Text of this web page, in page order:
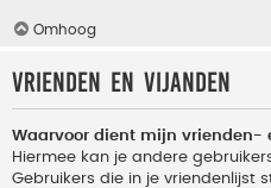
Omhoog
Vrienden en vijanden
Waarvoor dient mijn vrienden-
Hiermee kan je andere
Gebruikers die in je vriendenlijst